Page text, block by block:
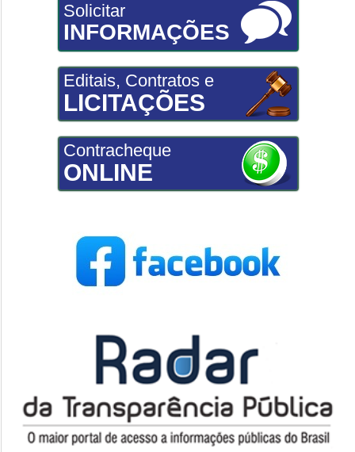
Solicitar
INFORMAÇÕES
Editais, Contratos e
LICITAÇÕES
Contracheque
ONLINE